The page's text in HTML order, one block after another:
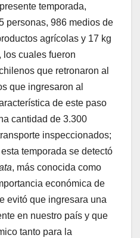
temporada,
personas, 986 medios de
agrícolas y 17 kg
los cuales fueron
que retronaron al
que ingresaron al
de este paso
cantidad de 3.300
inspeccionados;
temporada se detectó
, más conocida como
económica de
evitó que ingresara una
en nuestro país y que
tanto para la